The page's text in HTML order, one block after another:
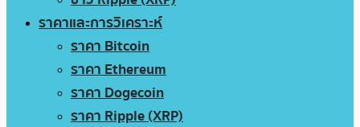
ราคาและการวิเคราะห์
ราคา Bitcoin
ราคา Ethereum
ราคา Dogecoin
ราคา Ripple (XRP)